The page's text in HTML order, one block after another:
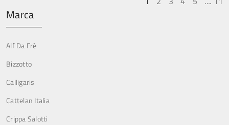
Marca
Alf Da Frè
Bizzotto
Calligaris
Cattelan Italia
Crippa Salotti